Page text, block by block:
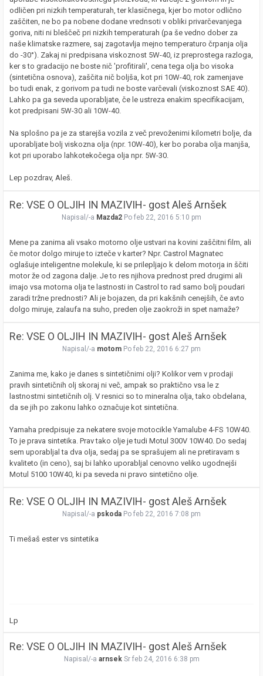
odličen pri nizkih temperaturah, ter klasičnega, kjer bo motor odlično
zaščiten, ne bo pa nobene dodane vrednsoti v obliki privarčevanjega
goriva, niti ni bleščeč pri nizkih temperaturah (pa še vedno dober za
naše klimatske razmere, saj zagotavlja mejno temperaturo črpanja olja
do -30°). Zakaj ni predpisana viskoznost 5W-40, iz preprostega razloga,
ker s to gradacijo ne boste nič 'profitirali', cena tega olja bo visoka
(sintetična osnova), zaščita nič boljša, kot pri 10W-40, rok zamenjave
bo tudi enak, z gorivom pa tudi ne boste varčevali (viskoznost SAE 40).
Lahko pa ga seveda uporabljate, če le ustreza enakim specifikacijam,
kot predpisani 5W-30 ali 10W-40.
Na splošno pa je za starejša vozila z več prevoženimi kilometri bolje, da
uporabljate bolj viskozna olja (npr. 10W-40), ker bo poraba olja manjša,
kot pri uporabo lahkotekočega olja npr. 5W-30.
Lep pozdrav, Aleš.
Re: VSE O OLJIH IN MAZIVIH- gost Aleš Arnšek
Napisal/-a Mazda2 Po feb 22, 2016 5:10 pm
Mene pa zanima ali vsako motorno olje ustvari na kovini zaščitni film, ali
če motor dolgo miruje to izteče v karter? Npr. Castrol Magnatec
oglašuje inteligentne molekule, ki se prilepljajo k delom motorja in ščiti
motor že od zagona dalje. Je to res njihova prednost pred drugimi ali
imajo vsa motorna olja te lastnosti in Castrol to rad samo bolj poudari
zaradi tržne prednosti? Ali je bojazen, da pri kakšnih cenejših, če avto
dolgo miruje, zalaufa na suho, preden olje zaokroži in spet namaže?
Re: VSE O OLJIH IN MAZIVIH- gost Aleš Arnšek
Napisal/-a motom Po feb 22, 2016 6:27 pm
Zanima me, kako je danes s sintetičnimi olji? Kolikor vem v prodaji
pravih sintetičnih olj skoraj ni več, ampak so praktično vsa le z
lastnostmi sintetičnih olj. V resnici so to mineralna olja, tako obdelana,
da se jih po zakonu lahko označuje kot sintetična.
Yamaha predpisuje za nekatere svoje motocikle Yamalube 4-FS 10W40.
To je prava sintetika. Prav tako olje je tudi Motul 300V 10W40. Do sedaj
sem uporabljal ta dva olja, sedaj pa se sprašujem ali ne pretiravam s
kvaliteto (in ceno), saj bi lahko uporabljal cenovno veliko ugodnejši
Motul 5100 10W40, ki pa seveda ni pravo sintetično olje.
Re: VSE O OLJIH IN MAZIVIH- gost Aleš Arnšek
Napisal/-a pskoda Po feb 22, 2016 7:08 pm
Ti mešaš ester vs sintetika
Lp
Re: VSE O OLJIH IN MAZIVIH- gost Aleš Arnšek
Napisal/-a arnsek Sr feb 24, 2016 6:38 pm